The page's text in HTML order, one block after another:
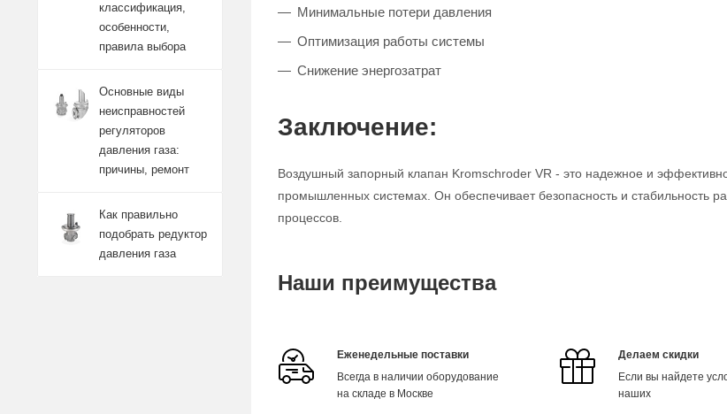
Минимальные потери давления
Оптимизация работы системы
Снижение энергозатрат
Заключение:
Воздушный запорный клапан Kromschroder VR - это надежное и
промышленных системах. Он обеспечивает безопасность и стабильность
процессов.
Наши преимущества
Еженедельные поставки
Всегда в наличии оборудование
на складе в Москве
Делаем скидки
Если вы найдете
наших
классификация,
особенности,
правила выбора
Основные виды
неисправностей
регуляторов
давления газа:
причины, ремонт
Как правильно
подобрать редуктор
давления газа